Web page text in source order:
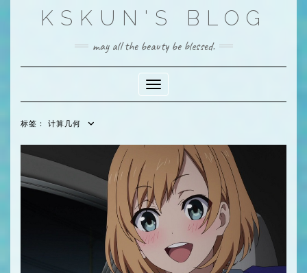
KSKUN'S BLOG
may all the beauty be blessed.
Toggle Navigation
标签： 计算几何